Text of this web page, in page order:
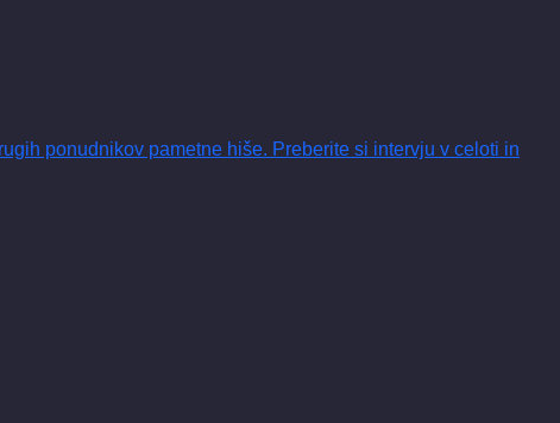
ponudnikov pametne hiše. Preberite si intervju v celoti in